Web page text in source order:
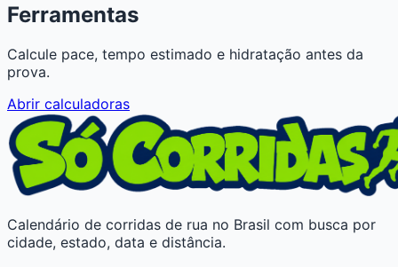
Ferramentas
Calcule pace, tempo estimado e hidratação antes da
prova.
Abrir calculadoras
Calendário de corridas de rua no Brasil com busca por
cidade, estado, data e distância.